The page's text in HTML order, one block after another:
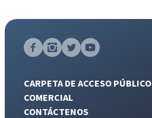
CARPETA DE ACCESO PÚBLICO
COMERCIAL
CONTÁCTENOS